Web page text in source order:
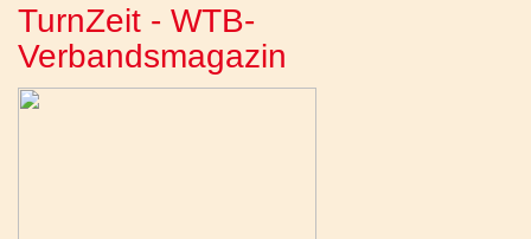
TurnZeit - WTB-
Verbandsmagazin